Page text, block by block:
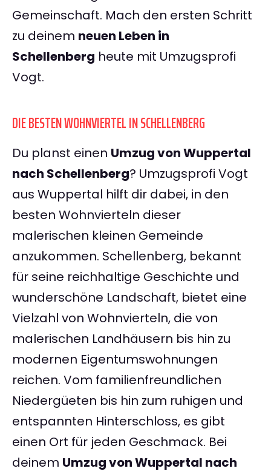
Gemeinschaft. Mach den ersten Schritt
zu deinem neuen Leben in
Schellenberg heute mit Umzugsprofi
Vogt.
DIE BESTEN WOHNVIERTEL IN SCHELLENBERG
Du planst einen Umzug von Wuppertal
nach Schellenberg? Umzugsprofi Vogt
aus Wuppertal hilft dir dabei, in den
besten Wohnvierteln dieser
malerischen kleinen Gemeinde
anzukommen. Schellenberg, bekannt
für seine reichhaltige Geschichte und
wunderschöne Landschaft, bietet eine
Vielzahl von Wohnvierteln, die von
malerischen Landhäusern bis hin zu
modernen Eigentumswohnungen
reichen. Vom familienfreundlichen
Niedergüeten bis hin zum ruhigen und
entspannten Hinterschloss, es gibt
einen Ort für jeden Geschmack. Bei
deinem Umzug von Wuppertal nach